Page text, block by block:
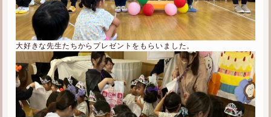
大好きな先生たちからプレゼントをもらいました。